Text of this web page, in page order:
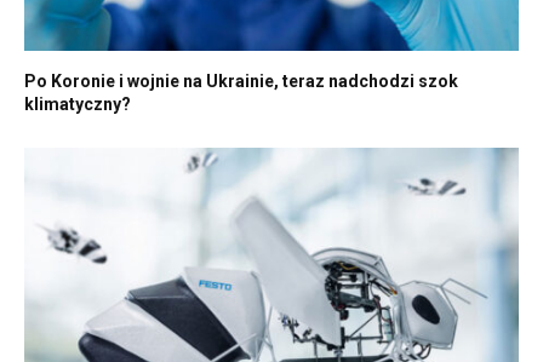
Po Koronie i wojnie na Ukrainie, teraz nadchodzi szok
klimatyczny?